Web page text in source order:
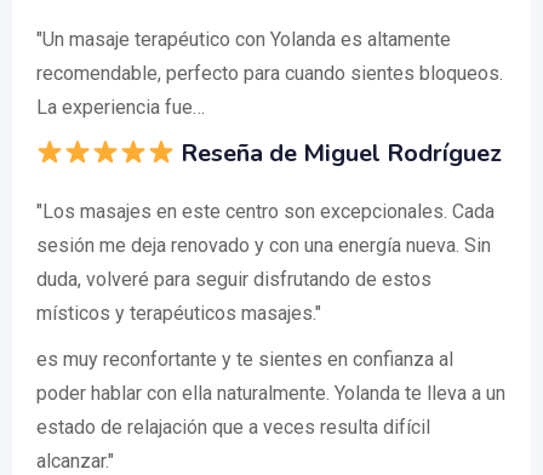
"Un masaje terapéutico con Yolanda es altamente
recomendable, perfecto para cuando sientes bloqueos.
La experiencia fue…
Reseña de Miguel Rodríguez
"Los masajes en este centro son excepcionales. Cada
sesión me deja renovado y con una energía nueva. Sin
duda, volveré para seguir disfrutando de estos
místicos y terapéuticos masajes."
es muy reconfortante y te sientes en confianza al
poder hablar con ella naturalmente. Yolanda te lleva a un
estado de relajación que a veces resulta difícil
alcanzar."